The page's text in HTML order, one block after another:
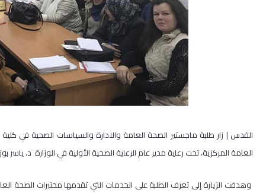
القدس | زار طلبة ماجستير الصحة العامة والادارة والسياسات الصحية في
العامة المركزية، تحت رعاية مدير عام الرعاية الصحية الأولية في الوزارة د. ياسر
وهدفت الزيارة إلى تعرف الطلبة على الخدمات التي تقدمها مختبرات الصحة